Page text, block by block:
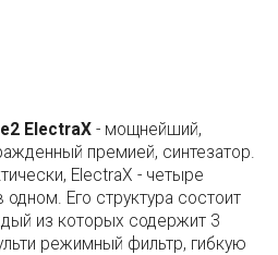
ElectraX - мощнейший,
премией, синтезатор.
ElectraX - четыре
одном. Его структура состоит
из которых содержит 3
режимный фильтр, гибкую